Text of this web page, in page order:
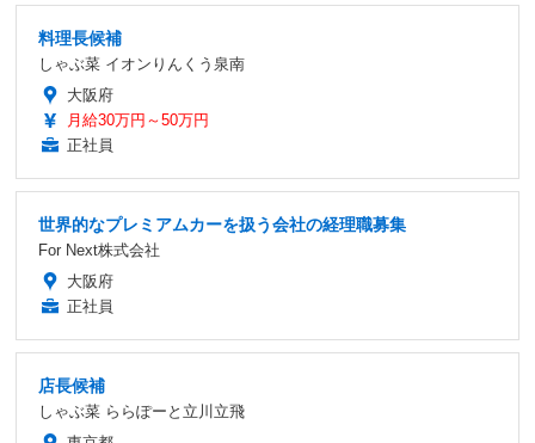
料理長候補
しゃぶ菜 イオンりんくう泉南
大阪府
月給30万円～50万円
正社員
世界的なプレミアムカーを扱う会社の経理職募集
For Next株式会社
大阪府
正社員
店長候補
しゃぶ菜 ららぽーと立川立飛